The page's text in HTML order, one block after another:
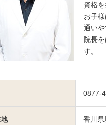
資格
お子
通い
院長
す。
0877-
香川